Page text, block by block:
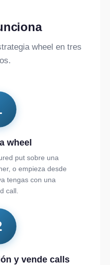
wheel en tres
wheel
put sobre una
o empieza desde
tengas con una
call.
y vende calls